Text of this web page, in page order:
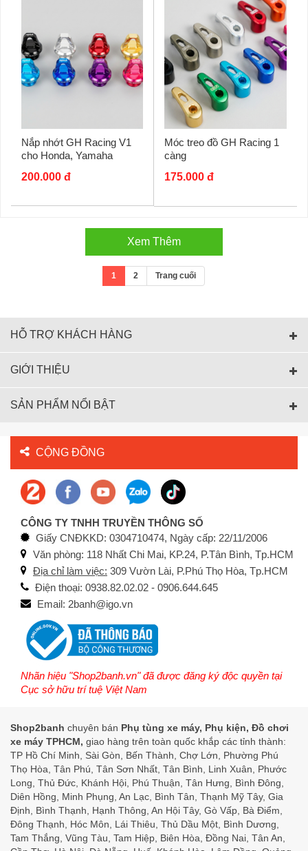
Nắp nhớt GH Racing V1
cho Honda, Yamaha
200.000 đ
Móc treo đồ GH Racing 1
càng
175.000 đ
Xem Thêm
1 2 Trang cuối
HỖ TRỢ KHÁCH HÀNG
GIỚI THIỆU
SẢN PHẨM NỔI BẬT
CỘNG ĐỒNG
CÔNG TY TNHH TRUYỀN THÔNG SỐ
Giấy CNĐKKD: 0304710474, Ngày cấp: 22/11/2006
Văn phòng: 118 Nhất Chi Mai, KP.24, P.Tân Bình, Tp.HCM
Địa chỉ làm việc: 309 Vườn Lài, P.Phú Thọ Hòa, Tp.HCM
Điện thoại: 0938.82.02.02 - 0906.644.645
Email: 2banh@igo.vn
Nhãn hiệu "Shop2banh.vn" đã được đăng ký độc quyền tại
Cục sở hữu trí tuệ Việt Nam
Shop2banh chuyên bán Phụ tùng xe máy, Phụ kiện, Đồ chơi
xe máy TPHCM, giao hàng trên toàn quốc khắp các tỉnh thành:
TP Hồ Chí Minh, Sài Gòn, Bến Thành, Chợ Lớn, Phường Phú
Thọ Hòa, Tân Phú, Tân Sơn Nhất, Tân Bình, Linh Xuân, Phước
Long, Thủ Đức, Khánh Hội, Phú Thuận, Tân Hưng, Bình Đông,
Diên Hồng, Minh Phụng, An Lạc, Bình Tân, Thạnh Mỹ Tây, Gia
Định, Bình Thạnh, Hạnh Thông, An Hội Tây, Gò Vấp, Bà Điểm,
Đông Thạnh, Hóc Môn, Lái Thiêu, Thủ Dầu Một, Bình Dương,
Tam Thắng, Vũng Tàu, Tam Hiệp, Biên Hòa, Đồng Nai, Tân An,